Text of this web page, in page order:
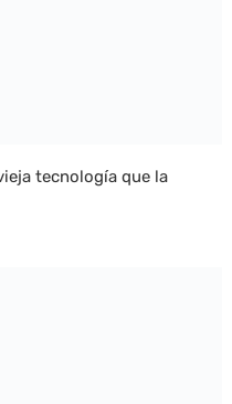
tecnología que la